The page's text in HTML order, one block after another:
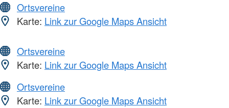
Ortsvereine
Karte: Link zur Google Maps Ansicht
Ortsvereine
Karte: Link zur Google Maps Ansicht
Ortsvereine
Karte: Link zur Google Maps Ansicht